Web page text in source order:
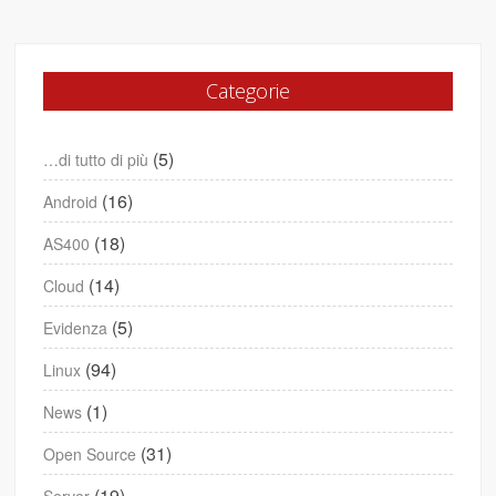
Categorie
…di tutto di più (5)
Android (16)
AS400 (18)
Cloud (14)
Evidenza (5)
Linux (94)
News (1)
Open Source (31)